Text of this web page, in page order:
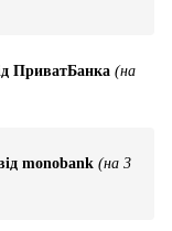
ПриватБанка (на
monobank (на 3